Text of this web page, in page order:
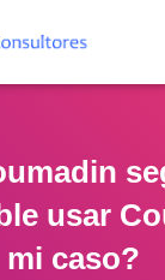
usar
mi caso?